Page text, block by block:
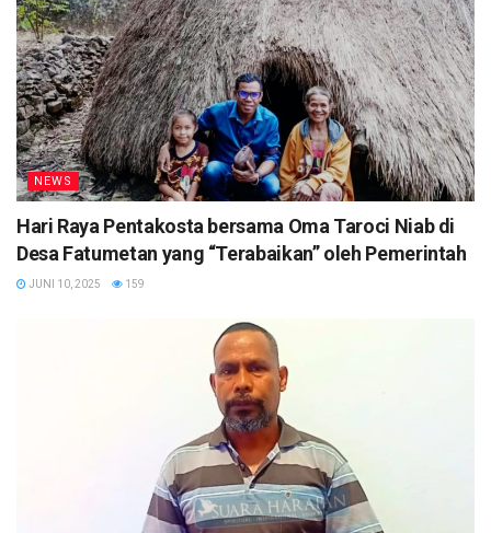
NEWS
Hari Raya Pentakosta bersama Oma Taroci Niab di
Desa Fatumetan yang “Terabaikan” oleh Pemerintah
JUNI 10, 2025 159